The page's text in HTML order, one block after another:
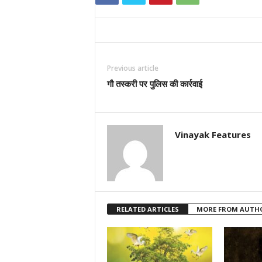
Previous article
गौ तस्करी पर पुलिस की कार्रवाई
Vinayak Features
RELATED ARTICLES MORE FROM